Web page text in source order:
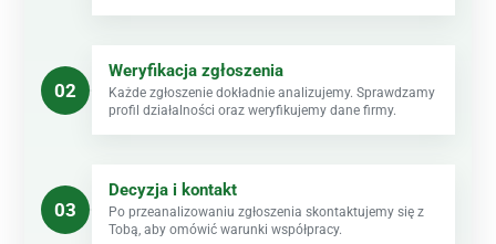
02
Weryfikacja zgłoszenia
Każde zgłoszenie dokładnie analizujemy. Sprawdzamy
profil działalności oraz weryfikujemy dane firmy.
03
Decyzja i kontakt
Po przeanalizowaniu zgłoszenia skontaktujemy się z
Tobą, aby omówić warunki współpracy.